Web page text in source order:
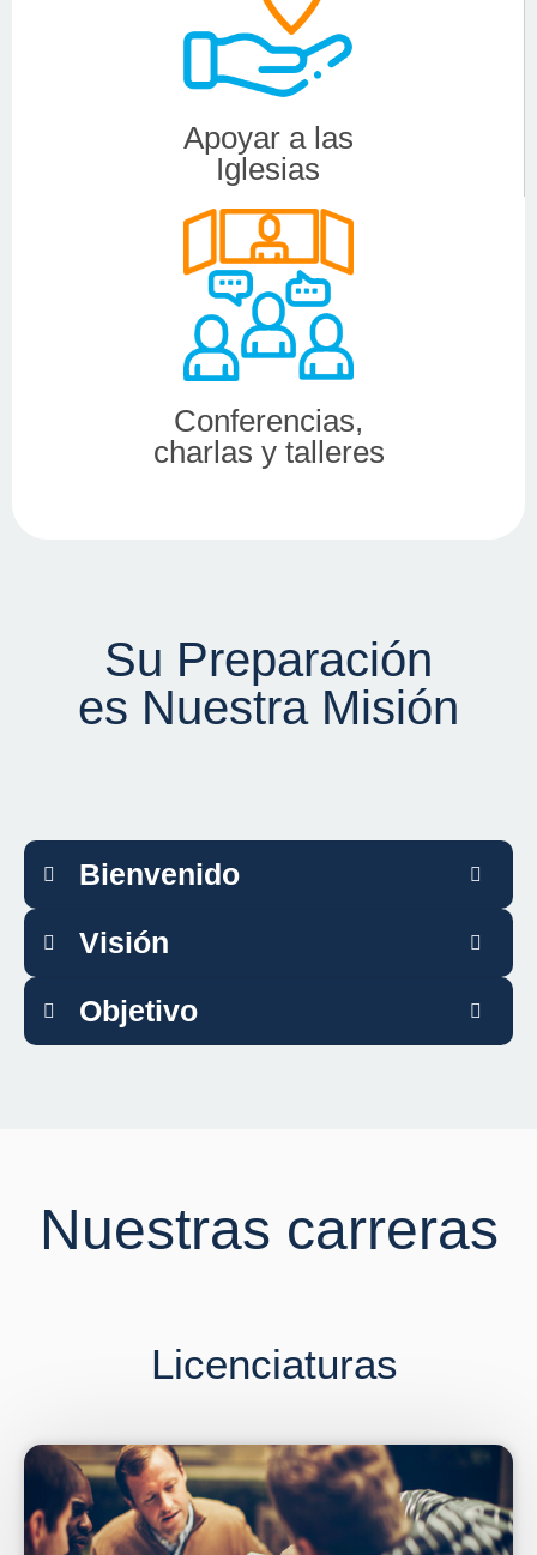
Apoyar a las
Iglesias
Conferencias,
charlas y talleres
Su Preparación
es Nuestra Misión
Bienvenido
Visión
Objetivo
Nuestras carreras
Licenciaturas